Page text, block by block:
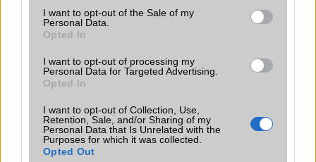
consent section.
I want to opt-out of the Sale of my
Personal Data.
Opted In
I want to opt-out of processing my
Personal Data for Targeted Advertising.
Opted In
I want to opt-out of Collection, Use,
Retention, Sale, and/or Sharing of my
Personal Data that Is Unrelated with the
Purposes for which it was collected.
Opted Out
Érthetetlen: nem fogy elég jól az LG G2
Hárommillió LG G2 fogyott világszerte
A Nokia csúfot űz a HTC-ből
További hírek
LEGOLVASOTTABBAK